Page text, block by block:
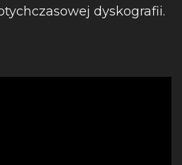
dyskografii.